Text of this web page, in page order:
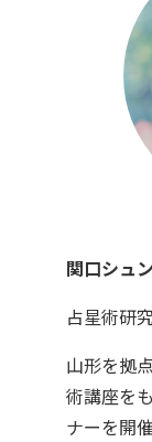
関口シュン
占星術研
山形を拠
術講座を
ナーを開